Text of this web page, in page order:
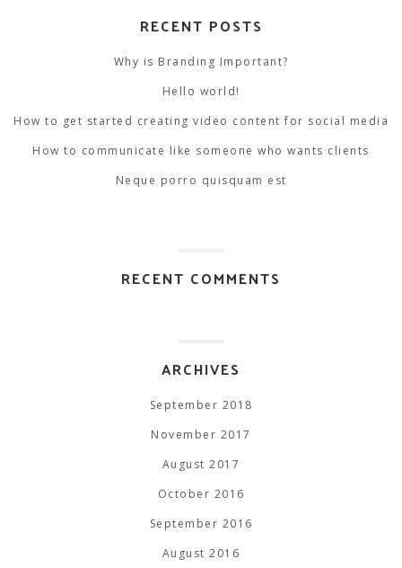
RECENT POSTS
Why is Branding Important?
Hello world!
How to get started creating video content for social media
How to communicate like someone who wants clients
Neque porro quisquam est
RECENT COMMENTS
ARCHIVES
September 2018
November 2017
August 2017
October 2016
September 2016
August 2016